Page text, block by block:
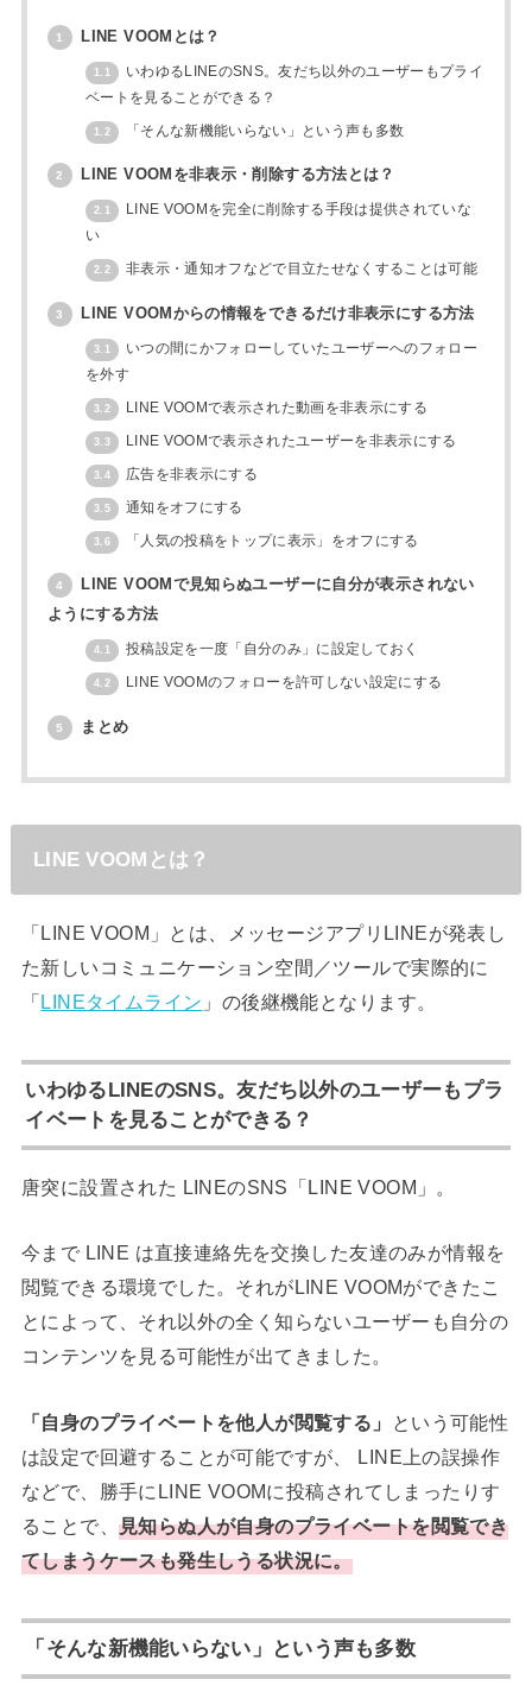
1 LINE VOOMとは？
1.1
いわゆるLINEのSNS。友だち以外のユーザーもプライ
ベートを見ることができる？
1.2 「そんな新機能いらない」という声も多数
2 LINE VOOMを非表示・削除する方法とは？
2.1
LINE VOOMを完全に削除する手段は提供されていな
い
2.2 非表示・通知オフなどで目立たせなくすることは可能
3 LINE VOOMからの情報をできるだけ非表示にする方法
3.1
いつの間にかフォローしていたユーザーへのフォロー
を外す
3.2 LINE VOOMで表示された動画を非表示にする
3.3 LINE VOOMで表示されたユーザーを非表示にする
3.4 広告を非表示にする
3.5 通知をオフにする
3.6 「人気の投稿をトップに表示」をオフにする
4
LINE VOOMで見知らぬユーザーに自分が表示されない
ようにする方法
4.1 投稿設定を一度「自分のみ」に設定しておく
4.2 LINE VOOMのフォローを許可しない設定にする
5 まとめ
LINE VOOMとは？
「LINE VOOM」とは、メッセージアプリLINEが発表し
た新しいコミュニケーション空間／ツールで実際的に
「LINEタイムライン 」の後継機能となります。
いわゆるLINEのSNS。友だち以外のユーザーもプラ
イベートを見ることができる？
唐突に設置された LINEのSNS「LINE VOOM」。
今まで LINE は直接連絡先を交換した友達のみが情報を
閲覧できる環境でした。それがLINE VOOMができたこ
とによって、それ以外の全く知らないユーザーも自分の
コンテンツを見る可能性が出てきました。
「自身のプライベートを他人が閲覧する」
という可能性
は設定で回避することが可能ですが、 LINE上の誤操作
などで、勝手にLINE VOOMに投稿されてしまったりす
ることで、 見知らぬ人が自身のプライベートを閲覧でき
てしまうケースも発生しうる状況に。
「そんな新機能いらない」という声も多数